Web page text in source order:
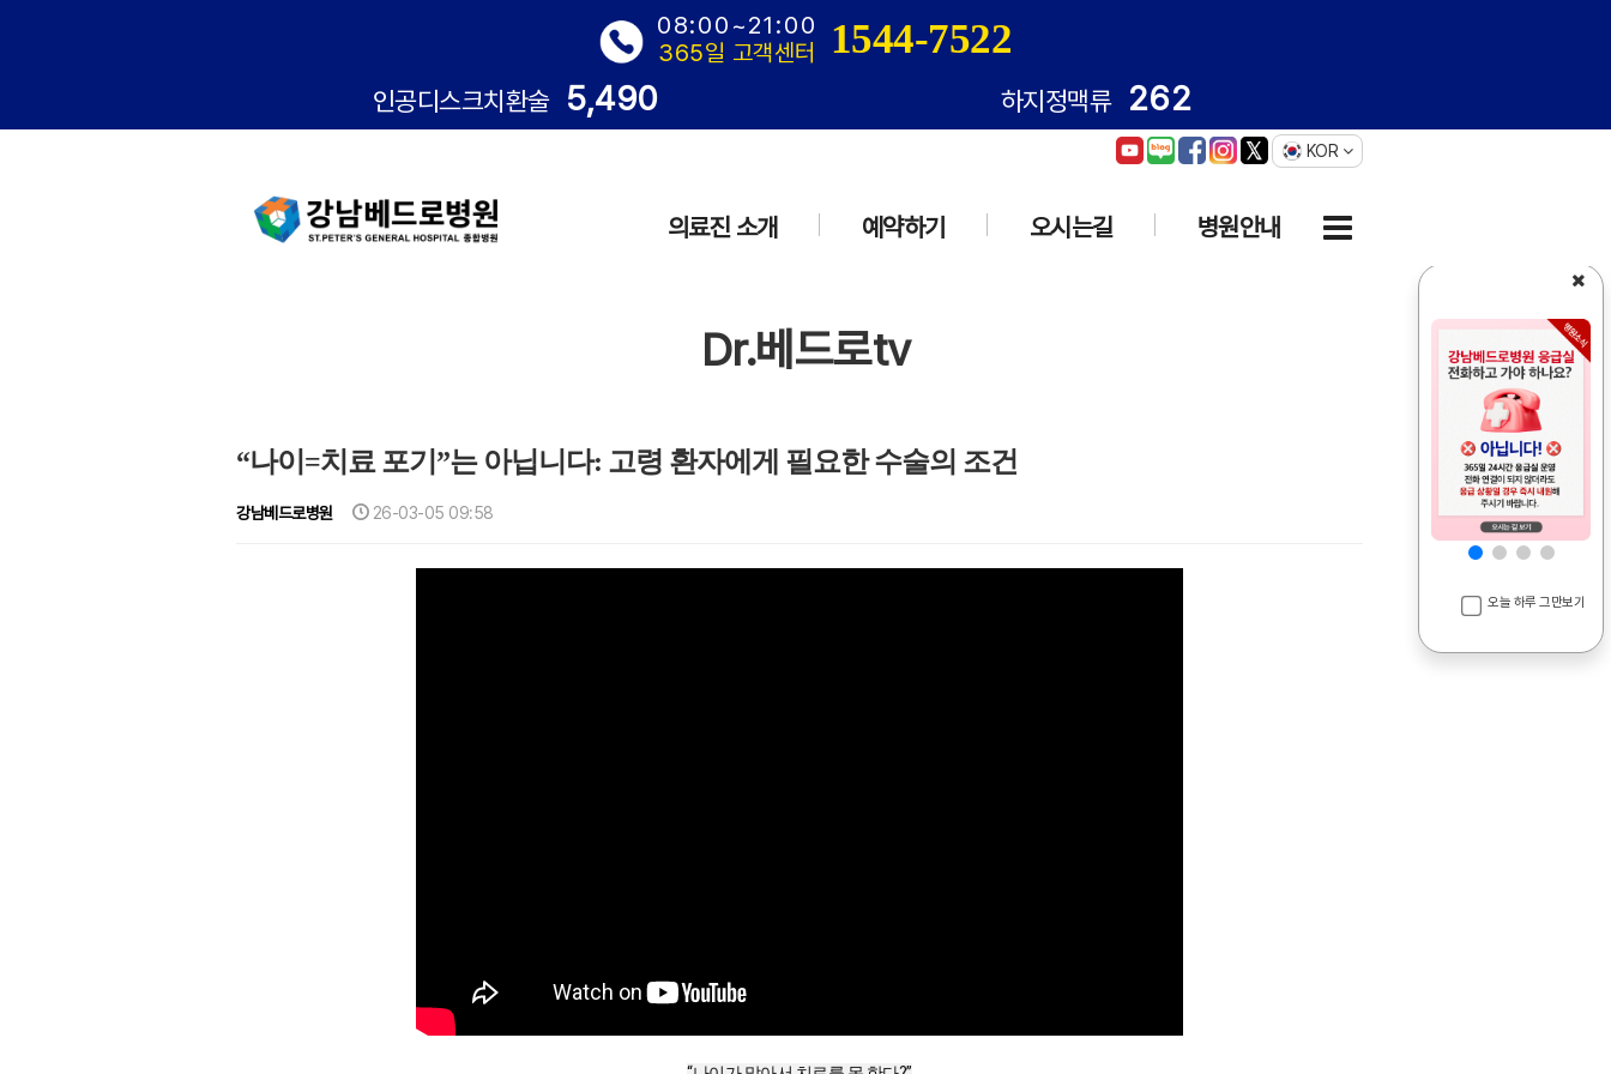
오늘 하루 그만보기
08:00~21:00
365일 고객센터
1544-7522
인공디스크치환술 5,490 하지정맥류 262
KOR
의료진 소개 예약하기 오시는길 병원안내
Dr.베드로tv
“나이=치료 포기”는 아닙니다: 고령 환자에게 필요한 수술의 조건
강남베드로병원 26-03-05 09:58